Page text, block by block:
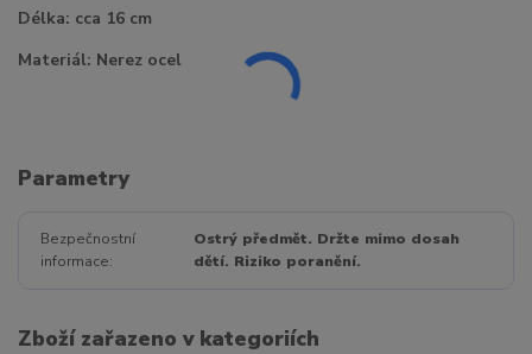
Délka: cca 16 cm
Materiál: Nerez ocel
Parametry
Bezpečnostní
informace
Ostrý předmět. Držte mimo dosah
dětí. Riziko poranění.
Zboží zařazeno v kategoriích